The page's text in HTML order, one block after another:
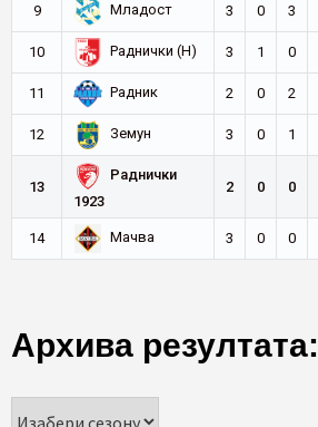
9 Младост 3 0 3
10 Раднички (Н) 3 1 0
11 Радник 2 0 2
12 Земун 3 0 1
13
Раднички
1923
2 0 0
14 Мачва 3 0 0
Архива резултата: